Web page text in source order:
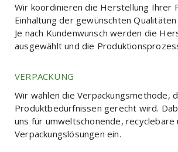
Wir koordinieren die Herstellung Ihrer
Einhaltung der gewünschten
Je nach Kundenwunsch werden die
ausgewählt und die
VERPACKUNG
Wir wählen die Verpackungsmethode,
Produktbedürfnissen gerecht wird.
uns für umweltschonende, recyclebare
Verpackungslösungen ein.